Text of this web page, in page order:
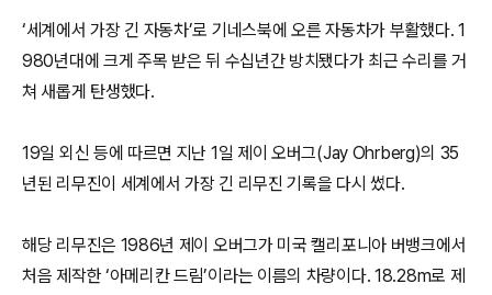
‘세계에서 가장 긴 자동차’로 기네스북에 오른 자동차가 부활했다. 1
980년대에 크게 주목 받은 뒤 수십년간 방치됐다가 최근 수리를 거
쳐 새롭게 탄생했다.
19일 외신 등에 따르면 지난 1일 제이 오버그(Jay Ohrberg)의 35
년된 리무진이 세계에서 가장 긴 리무진 기록을 다시 썼다.
해당 리무진은 1986년 제이 오버그가 미국 캘리포니아 버뱅크에서
처음 제작한 ‘아메리칸 드림’이라는 이름의 차량이다. 18.28m로 제